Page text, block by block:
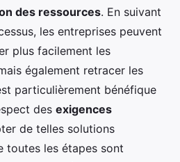
des ressources. En suivant
les entreprises peuvent
plus facilement les
également retracer les
particulièrement bénéfique
des exigences
de telles solutions
toutes les étapes sont